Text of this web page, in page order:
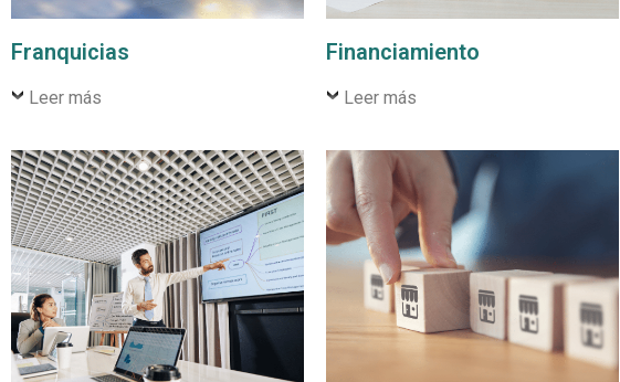
Franquicias
Leer más
Financiamiento
Leer más